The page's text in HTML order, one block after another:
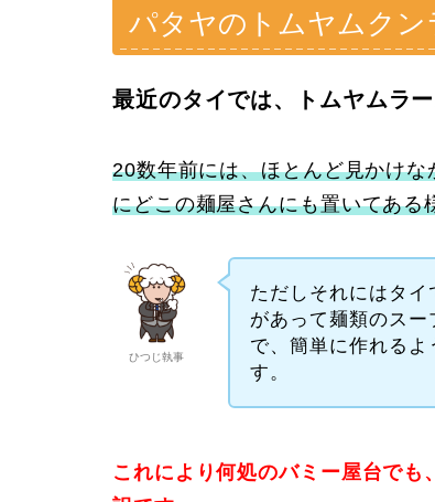
パタヤのトムヤムクン
最近のタイでは、 トムヤムラ
20数年前には、ほとんど見かけ
にどこの麺屋さんにも置いてある
ひつじ執事
ただしそれにはタ
があって麺類のス
で、簡単に作れるよ
す。
これにより何処のバミー屋台で